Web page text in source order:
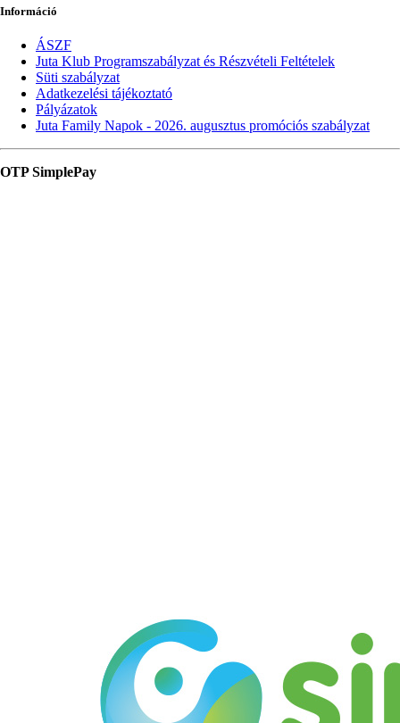
Információ
ÁSZF
Juta Klub Programszabályzat és Részvételi Feltételek
Süti szabályzat
Adatkezelési tájékoztató
Pályázatok
Juta Family Napok - 2026. augusztus promóciós szabályzat
OTP SimplePay